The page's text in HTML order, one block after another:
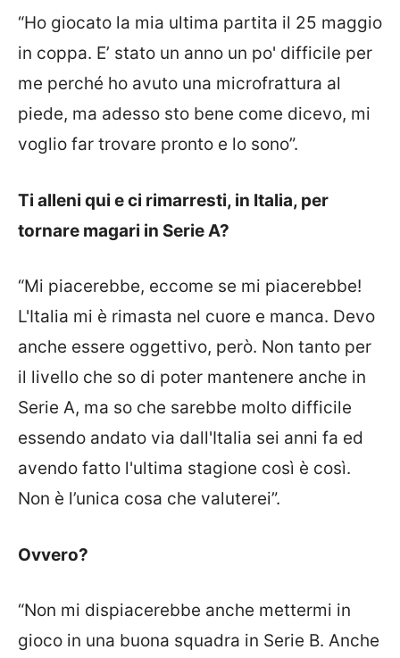
“Ho giocato la mia ultima partita il 25 maggio
in coppa. E’ stato un anno un po' difficile per
me perché ho avuto una microfrattura al
piede, ma adesso sto bene come dicevo, mi
voglio far trovare pronto e lo sono”.
Ti alleni qui e ci rimarresti, in Italia, per
tornare magari in Serie A?
“Mi piacerebbe, eccome se mi piacerebbe!
L'Italia mi è rimasta nel cuore e manca. Devo
anche essere oggettivo, però. Non tanto per
il livello che so di poter mantenere anche in
Serie A, ma so che sarebbe molto difficile
essendo andato via dall'Italia sei anni fa ed
avendo fatto l'ultima stagione così è così.
Non è l’unica cosa che valuterei”.
Ovvero?
“Non mi dispiacerebbe anche mettermi in
gioco in una buona squadra in Serie B. Anche